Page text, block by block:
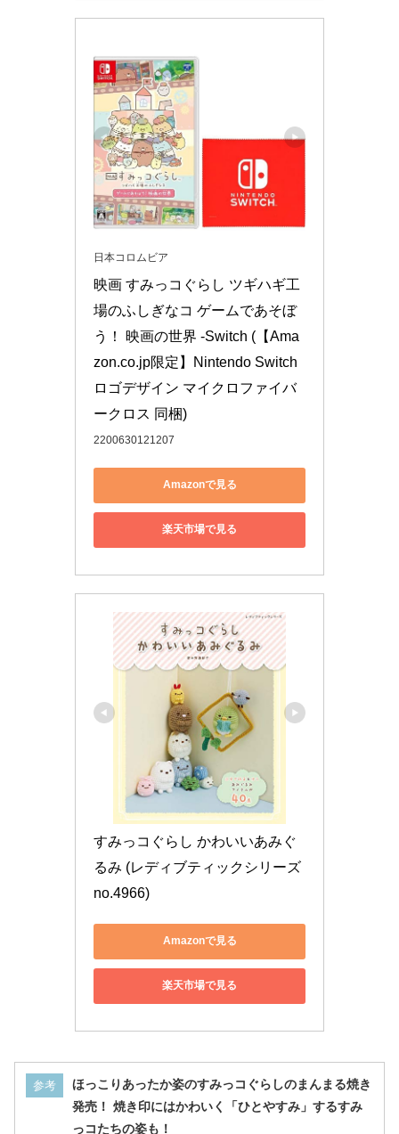
日本コロムビア
映画 すみっコぐらし ツギハギ工
場のふしぎなコ ゲームであそぼ
う！ 映画の世界 -Switch (【Ama
zon.co.jp限定】Nintendo Switch
ロゴデザイン マイクロファイバ
ークロス 同梱)
2200630121207
Amazonで見る
楽天市場で見る
すみっコぐらし かわいいあみぐ
るみ (レディブティックシリーズ
no.4966)
Amazonで見る
楽天市場で見る
参考
ほっこりあったか姿のすみっコぐらしのまんまる焼き
発売！ 焼き印にはかわいく「ひとやすみ」するすみ
っコたちの姿も！